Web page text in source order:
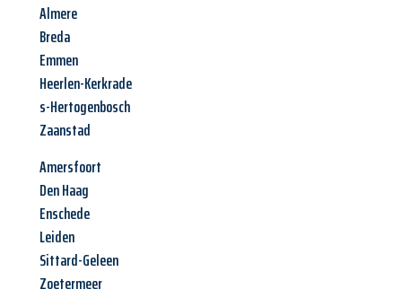
Almere
Breda
Emmen
Heerlen-Kerkrade
s-Hertogenbosch
Zaanstad
Amersfoort
Den Haag
Enschede
Leiden
Sittard-Geleen
Zoetermeer